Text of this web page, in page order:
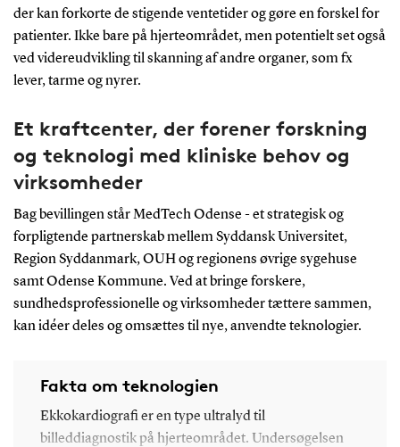
der kan forkorte de stigende ventetider og gøre en forskel for
patienter. Ikke bare på hjerteområdet, men potentielt set også
ved videreudvikling til skanning af andre organer, som fx
lever, tarme og nyrer.
Et kraftcenter, der forener forskning
og teknologi med kliniske behov og
virksomheder
Bag bevillingen står MedTech Odense - et strategisk og
forpligtende partnerskab mellem Syddansk Universitet,
Region Syddanmark, OUH og regionens øvrige sygehuse
samt Odense Kommune. Ved at bringe forskere,
sundhedsprofessionelle og virksomheder tættere sammen,
kan idéer deles og omsættes til nye, anvendte teknologier.
Fakta om teknologien
Ekkokardiografi er en type ultralyd til
billeddiagnostik på hjerteområdet. Undersøgelsen